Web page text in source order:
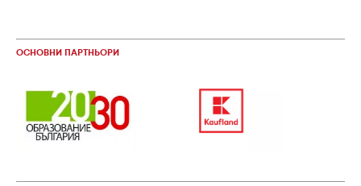
ОСНОВНИ ПАРТНЬОРИ